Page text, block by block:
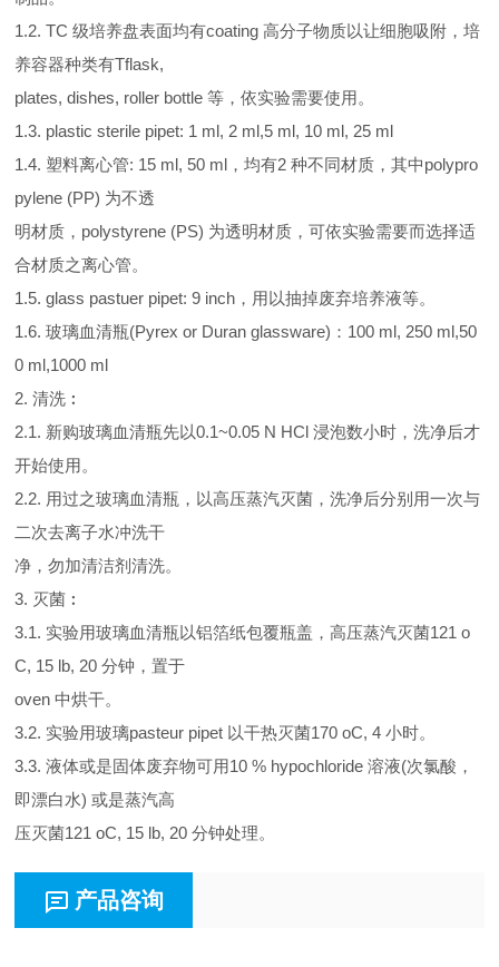
1.2. TC 级培养盘表面均有coating 高分子物质以让细胞吸附，培
养容器种类有Tflask,
plates, dishes, roller bottle 等，依实验需要使用。
1.3. plastic sterile pipet: 1 ml, 2 ml,5 ml, 10 ml, 25 ml
1.4. 塑料离心管: 15 ml, 50 ml，均有2 种不同材质，其中polypro
pylene (PP) 为不透
明材质，polystyrene (PS) 为透明材质，可依实验需要而选择适
合材质之离心管。
1.5. glass pastuer pipet: 9 inch，用以抽掉废弃培养液等。
1.6. 玻璃血清瓶(Pyrex or Duran glassware)：100 ml, 250 ml,50
0 ml,1000 ml
2. 清洗︰
2.1. 新购玻璃血清瓶先以0.1~0.05 N HCl 浸泡数小时，洗净后才
开始使用。
2.2. 用过之玻璃血清瓶，以高压蒸汽灭菌，洗净后分别用一次与
二次去离子水冲洗干
净，勿加清洁剂清洗。
3. 灭菌︰
3.1. 实验用玻璃血清瓶以铝箔纸包覆瓶盖，高压蒸汽灭菌121 o
C, 15 lb, 20 分钟，置于
oven 中烘干。
3.2. 实验用玻璃pasteur pipet 以干热灭菌170 oC, 4 小时。
3.3. 液体或是固体废弃物可用10 % hypochloride 溶液(次氯酸，
即漂白水) 或是蒸汽高
压灭菌121 oC, 15 lb, 20 分钟处理。
产品咨询